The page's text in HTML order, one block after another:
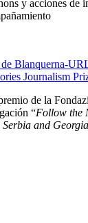
y acciones de
Blanquerna-
Journalism
de la
“Follow the
and Georgia